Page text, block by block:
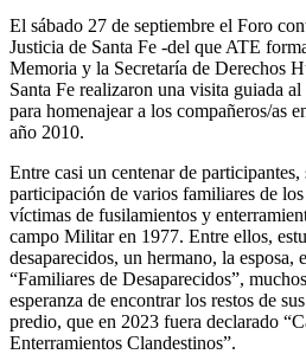
El sábado 27 de septiembre el Foro
Justicia de Santa Fe -del que ATE
Memoria y la Secretaría de Derechos
Santa Fe realizaron una visita guiada
para homenajear a los compañeros/as
año 2010.
Entre casi un centenar de participantes,
participación de varios familiares de
víctimas de fusilamientos y
campo Militar en 1977. Entre ellos,
desaparecidos, un hermano, la esposa,
“Familiares de Desaparecidos”,
esperanza de encontrar los restos de
predio, que en 2023 fuera declarado
Enterramientos Clandestinos”.